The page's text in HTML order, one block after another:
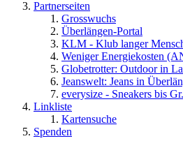
Partnerseiten
Grosswuchs
Überlängen-Portal
KLM - Klub langer
Weniger Energiekosten
Globetrotter: Outdoor in
Jeanswelt: Jeans in
everysize - Sneakers bis
Linkliste
Kartensuche
Spenden